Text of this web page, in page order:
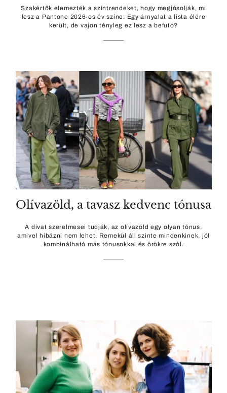
Szakértők elemezték a színtrendeket, hogy megjósolják, mi
lesz a Pantone 2026-os év színe. Egy árnyalat a lista élére
került, de vajon tényleg ez lesz a befutó?
Olívazöld, a tavasz kedvenc tónusa
A divat szerelmesei tudják, az olívazöld egy olyan tónus,
amivel hibázni nem lehet. Remekül áll szinte mindenkinek, jól
kombinálható más tónusokkal és örökre szól.